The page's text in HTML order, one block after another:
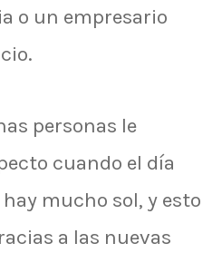
o un empresario
personas le
cuando el día
mucho sol, y esto
a las nuevas